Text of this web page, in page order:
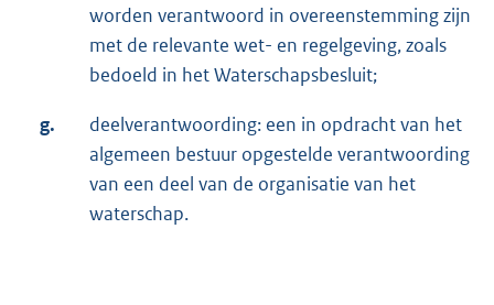
worden verantwoord in overeenstemming zijn
met de relevante wet- en regelgeving, zoals
bedoeld in het Waterschapsbesluit;
g.
deelverantwoording: een in opdracht van het
algemeen bestuur opgestelde verantwoording
van een deel van de organisatie van het
waterschap.